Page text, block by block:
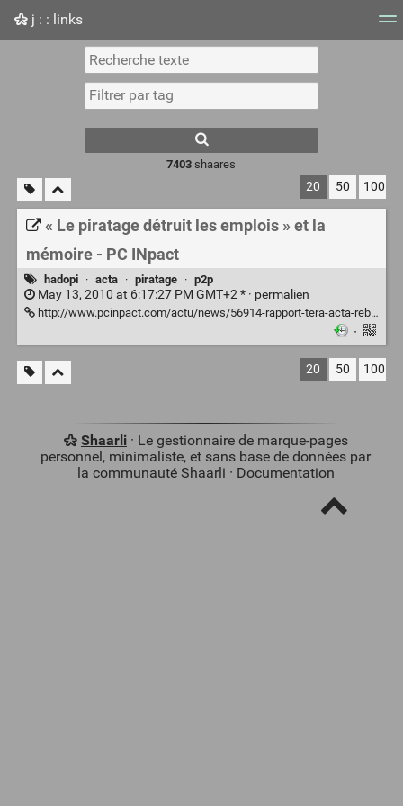
j : : links
Nuage de tags Mur d'images
7403 shaares
20 50 100
« Le piratage détruit les emplois » et la
mémoire - PC INpact
hadopi · acta · piratage · p2p
May 13, 2010 at 6:17:27 PM GMT+2 * · permalien
http://www.pcinpact.com/actu/news/56914-rapport-tera-acta-rebonds-liberation.htm
·
20 50 100
Shaarli· Le gestionnaire de marque-pages
personnel, minimaliste, et sans base de données par
la communauté Shaarli · Documentation